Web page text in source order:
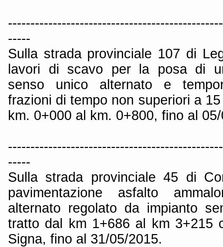
-----
Sulla strada provinciale 107 di
lavori di scavo per la posa di
senso unico alternato e
frazioni di tempo non superiori a
km. 0+000 al km. 0+800, fino al
-----
Sulla strada provinciale 45 di
pavimentazione asfalto
alternato regolato da impianto
tratto dal km 1+686 al km 3+215
Signa, fino al 31/05/2015.